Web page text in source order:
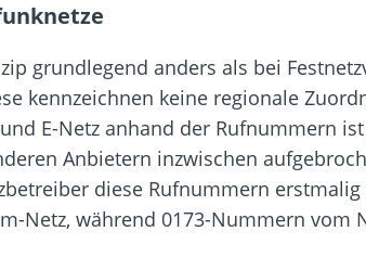
grundlegend anders als bei
kennzeichnen keine regionale
E-Netz anhand der Rufnummern
Anbietern inzwischen
diese Rufnummern
Netz, während 0173-Nummern vom